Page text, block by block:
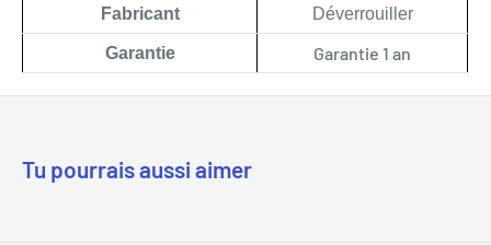
Fabricant Déverrouiller
Garantie Garantie 1 an
Tu pourrais aussi aimer